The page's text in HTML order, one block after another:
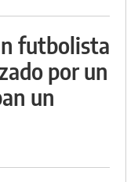
futbolista
por un
un